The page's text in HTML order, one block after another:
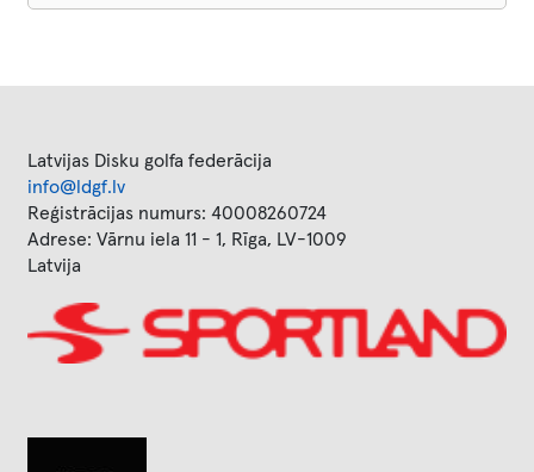
Latvijas Disku golfa federācija
info@ldgf.lv
Reģistrācijas numurs: 40008260724
Adrese: Vārnu iela 11 - 1, Rīga, LV-1009
Latvija
Image